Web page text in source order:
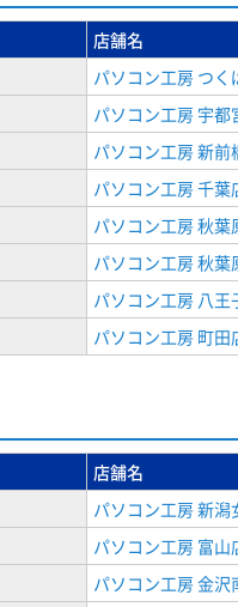
店舗名
パソコン工房 つく
パソコン工房 宇都
パソコン工房 新前
パソコン工房 千葉
パソコン工房 秋葉
パソコン工房 秋葉
パソコン工房 八王
パソコン工房 町田
店舗名
パソコン工房 新潟
パソコン工房 富山
パソコン工房 金沢